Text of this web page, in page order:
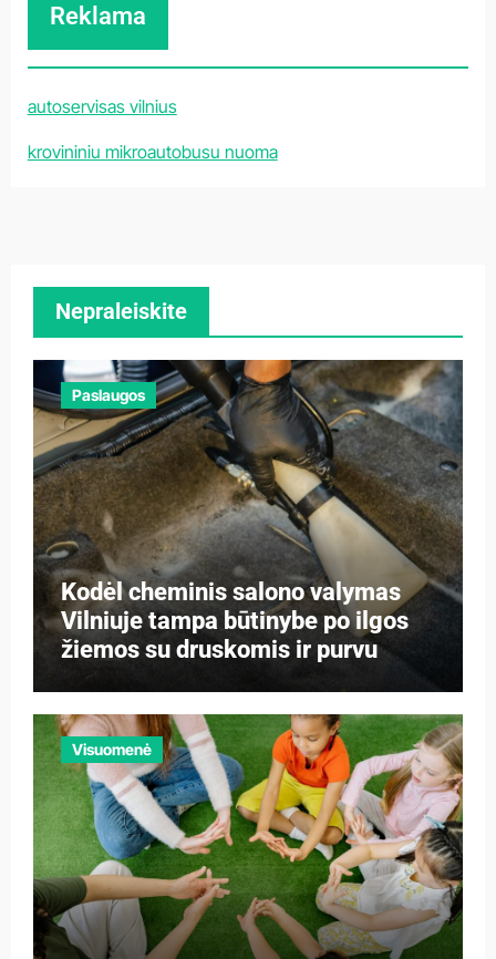
Reklama
autoservisas vilnius
krovininiu mikroautobusu nuoma
Nepraleiskite
Paslaugos
Kodėl cheminis salono valymas
Vilniuje tampa būtinybe po ilgos
žiemos su druskomis ir purvu
Visuomenė